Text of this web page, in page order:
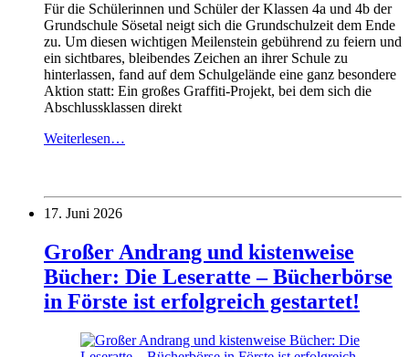
Für die Schülerinnen und Schüler der Klassen 4a und 4b der
Grundschule Sösetal neigt sich die Grundschulzeit dem Ende
zu. Um diesen wichtigen Meilenstein gebührend zu feiern und
ein sichtbares, bleibendes Zeichen an ihrer Schule zu
hinterlassen, fand auf dem Schulgelände eine ganz besondere
Aktion statt: Ein großes Graffiti-Projekt, bei dem sich die
Abschlussklassen direkt
Weiterlesen…
17. Juni 2026
Großer Andrang und kistenweise
Bücher: Die Leseratte – Bücherbörse
in Förste ist erfolgreich gestartet!